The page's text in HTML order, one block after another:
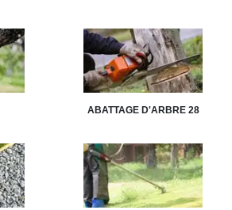
ABATTAGE D'ARBRE 28